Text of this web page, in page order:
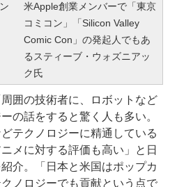
米Apple創業メンバーで「東京
コミコン」「Silicon Valley
Comic Con」の発起人でもあ
るスティーブ・ウォズニアッ
ク氏
囲の技術者に、ロボットなど
の話をすると驚く人も多い。
テクノロジーに精通している
メに対する評価も高い」と日
介。「日本と米国はポップカ
ノロジーでも貢献という点で